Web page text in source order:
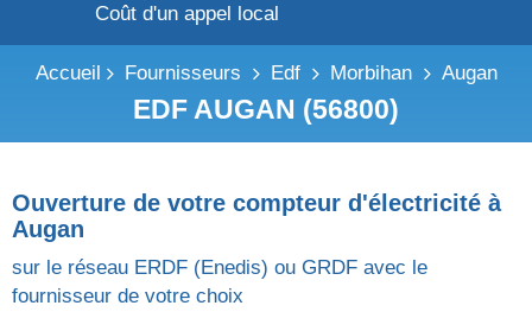
Coût d'un appel local
Accueil Fournisseurs Edf Morbihan Augan
EDF AUGAN (56800)
Ouverture de votre compteur d'électricité à
Augan
sur le réseau ERDF (Enedis) ou GRDF avec le
fournisseur de votre choix